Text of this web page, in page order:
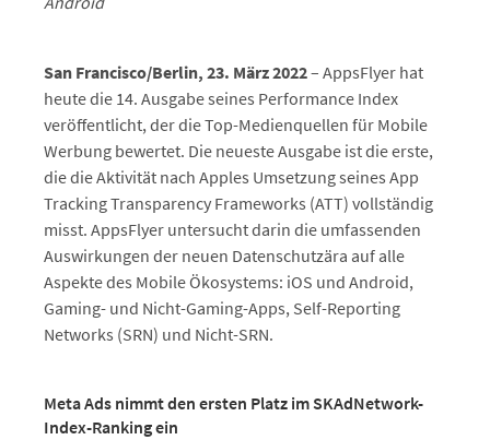
San Francisco/Berlin, 23. März 2022– AppsFlyer hat
heute die 14. Ausgabe seines Performance Index
veröffentlicht, der die Top-Medienquellen für Mobile
Werbung bewertet. Die neueste Ausgabe ist die erste,
die die Aktivität nach Apples Umsetzung seines App
Tracking Transparency Frameworks (ATT) vollständig
misst. AppsFlyer untersucht darin die umfassenden
Auswirkungen der neuen Datenschutzära auf alle
Aspekte des Mobile Ökosystems: iOS und Android,
Gaming- und Nicht-Gaming-Apps, Self-Reporting
Networks (SRN) und Nicht-SRN.
Meta Ads nimmt den ersten Platz im SKAdNetwork-
Index-Ranking ein